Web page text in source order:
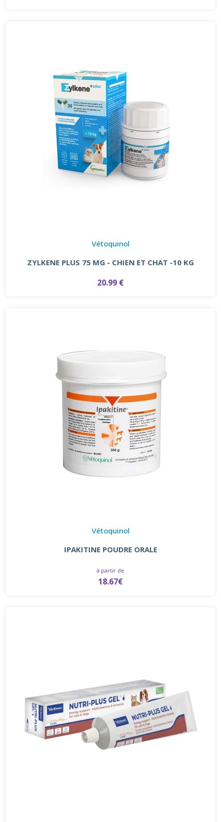
Vétoquinol
ZYLKENE PLUS 75 MG - CHIEN ET CHAT -10 KG
20.99 €
Vétoquinol
IPAKITINE POUDRE ORALE
à partir de
18.67€